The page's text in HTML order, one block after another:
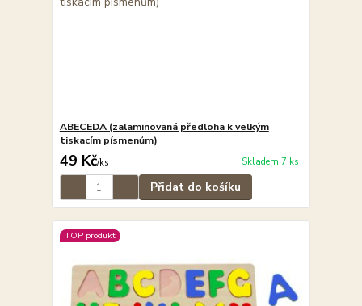
ABECEDA (zalaminovaná předloha k velkým
tiskacím písmenům)
49 Kč/ks Skladem 7 ks
Přidat do košíku
TOP produkt